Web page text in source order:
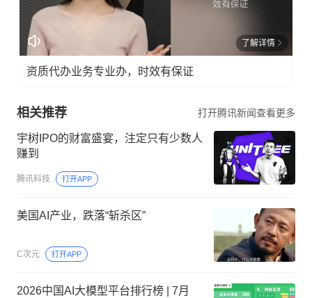
了解详情
资质代办业务专业办，时效有保证
相关推荐 打开腾讯新闻查看更多
宇树IPO的财富盛宴，注定只有少数人
赚到
腾讯科技 打开APP
美国AI产业，跌落“斩杀区”
C次元 打开APP
2026中国AI大模型平台排行榜 | 7月